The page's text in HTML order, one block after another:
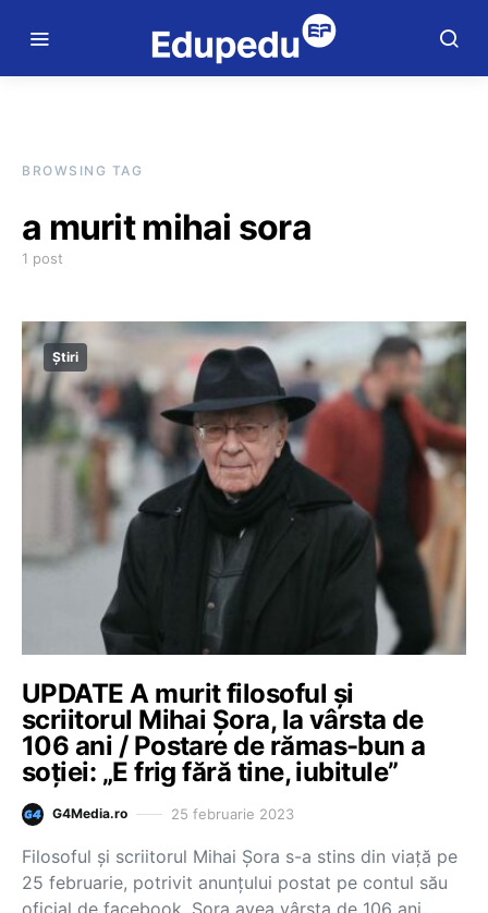
BROWSING TAG
a murit mihai sora
1 post
Știri
UPDATE A murit filosoful și
scriitorul Mihai Șora, la vârsta de
106 ani / Postare de rămas-bun a
soției: „E frig fără tine, iubitule”
G4Media.ro 25 februarie 2023
Filosoful și scriitorul Mihai Șora s-a stins din viață pe
25 februarie, potrivit anunțului postat pe contul său
oficial de facebook. Șora avea vârsta de 106 ani.